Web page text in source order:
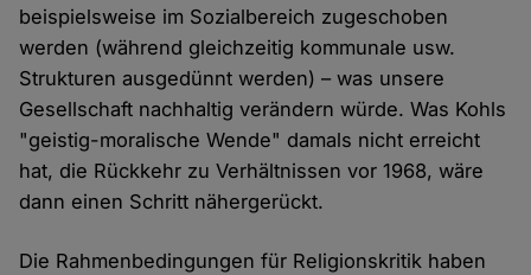
beispielsweise im Sozialbereich zugeschoben
werden (während gleichzeitig kommunale usw.
Strukturen ausgedünnt werden) – was unsere
Gesellschaft nachhaltig verändern würde. Was Kohls
"geistig-moralische Wende" damals nicht erreicht
hat, die Rückkehr zu Verhältnissen vor 1968, wäre
dann einen Schritt nähergerückt.
Die Rahmenbedingungen für Religionskritik haben